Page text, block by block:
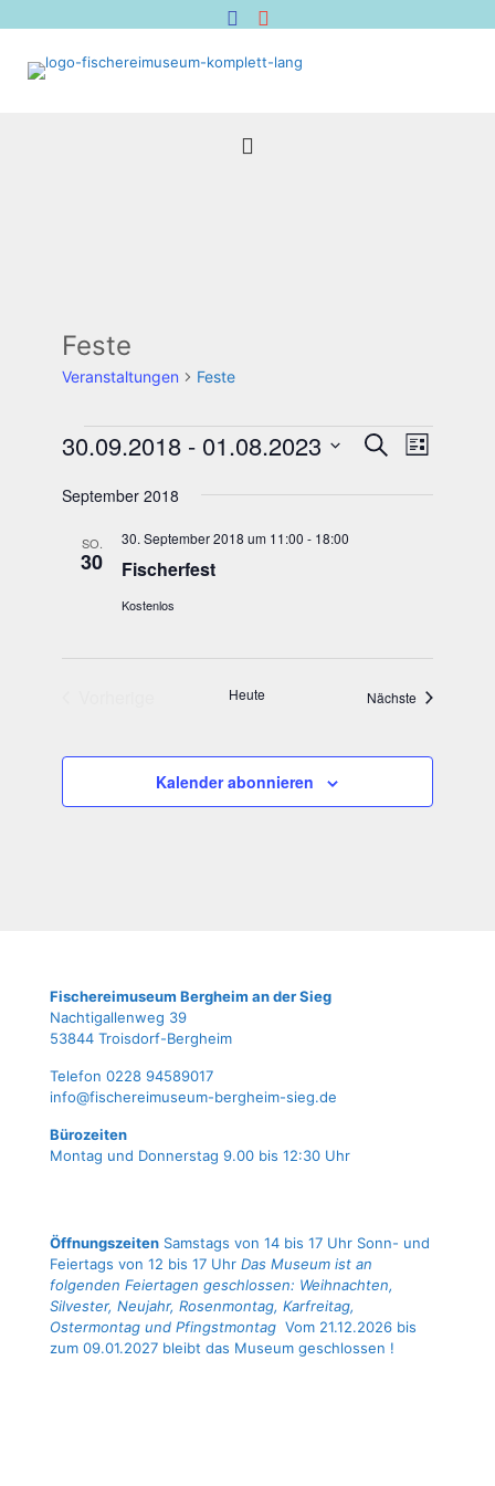
Feste
Veranstaltungen Feste
Veranstaltungen
Suche
und
SucheListe
30.09.2018 - 01.08.2023
wählen.
September 2018
SO.
30 Fischer­fest
30. September 2018 um 11:00 - 18:00
Kostenlos
Heute Nächste
Kalender abonnieren
Fische­rei­mu­se­um Berg­heim an der Sieg
Nach­ti­gal­len­weg 39
53844 Troisdorf-Bergheim
Tele­fon 0228 94589017
info@fischereimuseum-bergheim-sieg.de
Büro­zei­ten
Mon­tag und Don­ners­tag 9.00 bis 12:30 Uhr
Öffnungszeiten Samstags von 14 bis 17 Uhr Sonn- und
Feiertags von 12 bis 17 Uhr Das Museum ist an
folgenden Feiertagen geschlossen: Weihnachten,
Silvester, Neujahr, Rosenmontag, Karfreitag,
Ostermontag und Pfingstmontag Vom 21.12.2026 bis
zum 09.01.2027 bleibt das Museum geschlossen !